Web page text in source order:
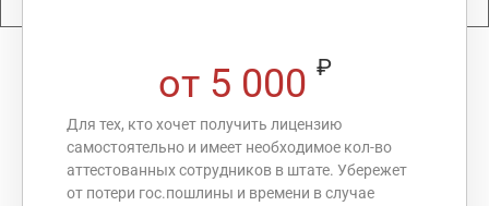
от 5 000 ₽
Для тех, кто хочет получить лицензию
самостоятельно и имеет необходимое кол-во
аттестованных сотрудников в штате. Убережет
от потери гос.пошлины и времени в случае